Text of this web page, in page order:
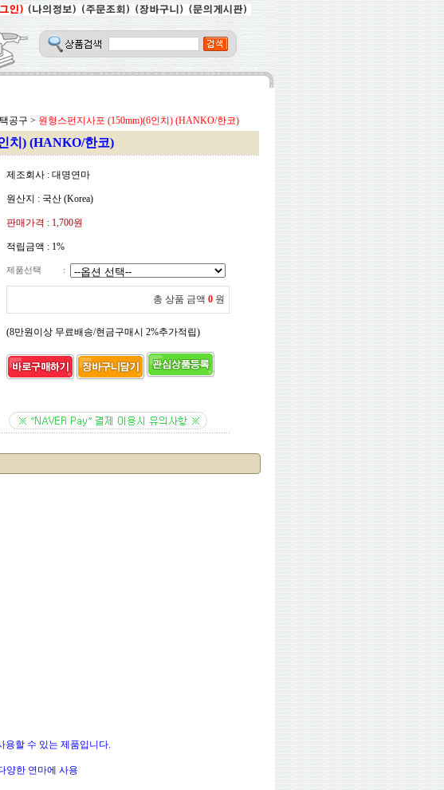
공구 > 원형스펀지사포 (150mm)(6인치) (HANKO/한코)
치) (HANKO/한코)
제조회사 : 대명연마
원산지 : 국산 (Korea)
판매가격 : 1,700원
적립금액 : 1%
제품선택 :
총 상품 금액 0 원
(8만원이상 무료배송/현금구매시 2%추가적립)
할 수 있는 제품입니다.
양한 연마에 사용